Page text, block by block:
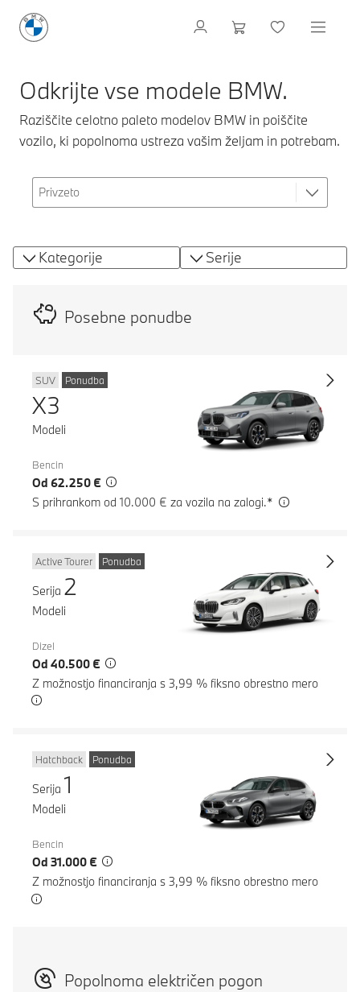
Odkrijte vse modele BMW.
Raziščite celotno paleto modelov BMW in poiščite
vozilo, ki popolnoma ustreza vašim željam in potrebam.
Kategorije Serije
Posebne ponudbe
SUV Ponudba
X3
Modeli
Bencin
Od 62.250 €
S prihrankom od 10.000 € za vozila na zalogi.*
Active Tourer Ponudba
Serija 2
Modeli
Dizel
Od 40.500 €
Z možnostjo financiranja s 3,99 % fiksno obrestno mero
Hatchback Ponudba
Serija 1
Modeli
Bencin
Od 31.000 €
Z možnostjo financiranja s 3,99 % fiksno obrestno mero
Popolnoma električen pogon